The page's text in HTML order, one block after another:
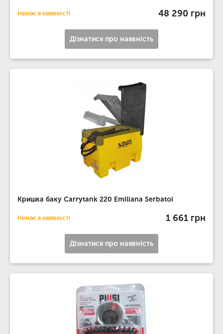
Немає в наявності 48 290 грн
Дізнатися про наявність
Кришка баку Carrytank 220 Emiliana Serbatoi
Немає в наявності 1 661 грн
Дізнатися про наявність